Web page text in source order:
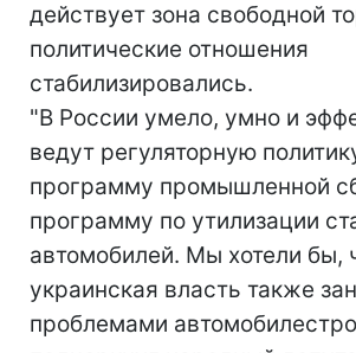
действует зона свободной
политические отношения
стабилизировались.
"В России умело, умно и
ведут регуляторную
программу промышленной
программу по утилизации
автомобилей. Мы хотели бы,
украинская власть также
проблемами